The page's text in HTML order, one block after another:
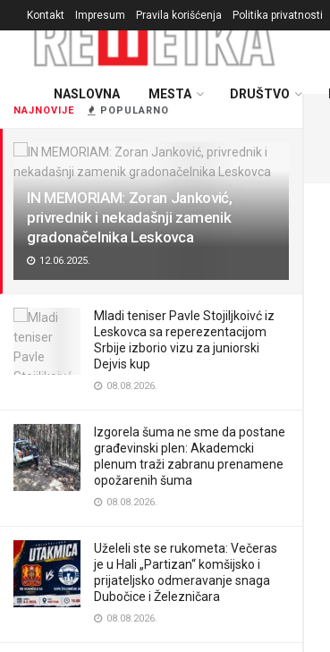
NAJNOVIJE POPULARNO
IN MEMORIAM: Zoran Janković,
privrednik i nekadašnji zamenik
gradonačelnika Leskovca
12.06.2025.
Mladi teniser Pavle Stojiljkoivć iz
Leskovca sa reperezentacijom
Srbije izborio vizu za juniorski
Dejvis kup
08.08.2026.
Izgorela šuma ne sme da postane
građevinski plen: Akademcki
plenum traži zabranu prenamene
opožarenih šuma
08.08.2026.
Uželeli ste se rukometa: Večeras
je u Hali „Partizan“ komšijsko i
prijateljsko odmeravanje snaga
Dubočice i Železničara
08.08.2026.
Kontakt Impresum Pravila korišćenja Politika privatnosti
NASLOVNA MESTA DRUŠTVO